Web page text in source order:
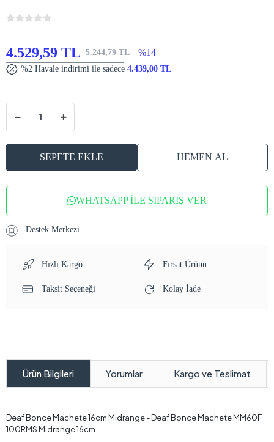
4.529,59 TL 5.244,79 TL %14
%2 Havale indirimi ile sadece 4.439,00 TL
SEPETE EKLE HEMEN AL
WHATSAPP İLE SİPARİŞ VER
Destek Merkezi
Hızlı Kargo Fırsat Ürünü
Taksit Seçeneği Kolay İade
Ürün Bilgileri Yorumlar Kargo ve Teslimat
Deaf Bonce Machete 16cm Midrange - Deaf Bonce Machete MM60F
100RMS Midrange 16cm